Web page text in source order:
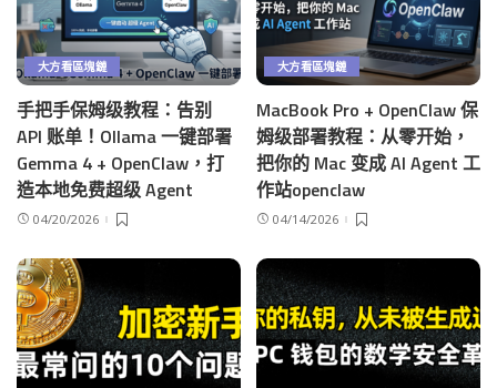
大方看區塊鏈
手把手保姆级教程：告别
API 账单！Ollama 一键部署
Gemma 4 + OpenClaw，打
造本地免费超级 Agent
04/20/2026
大方看區塊鏈
MacBook Pro + OpenClaw 保
姆级部署教程：从零开始，
把你的 Mac 变成 AI Agent 工
作站openclaw
04/14/2026